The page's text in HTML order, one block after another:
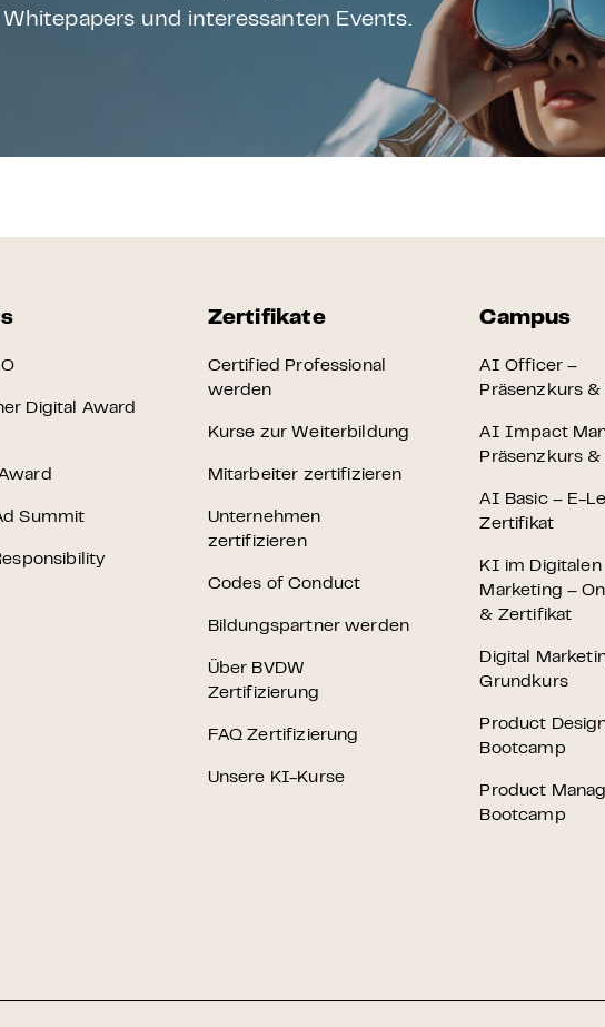
und interessanten Events.
Digital Award
Summit
Zertifikate
Certified Professional
werden
Kurse zur Weiterbildung
Mitarbeiter zertifizieren
Unternehmen
zertifizieren
Codes of Conduct
Bildungspartner werden
Über BVDW
Zertifizierung
FAQ Zertifizierung
Unsere KI-Kurse
Campus
AI Officer –
Präsenzkurs
AI Impact
Präsenzkurs
AI Basic – E-
Zertifikat
KI im Digitalen
Marketing –
& Zertifikat
Digital
Grundkurs
Product
Bootcamp
Product
Bootcamp